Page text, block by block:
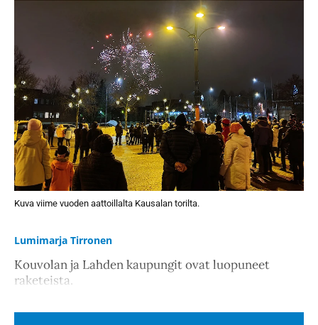
Kuva viime vuoden aattoillalta Kausalan torilta.
Lumimarja Tirronen
Kouvolan ja Lahden kaupungit ovat luopuneet
raketeista.